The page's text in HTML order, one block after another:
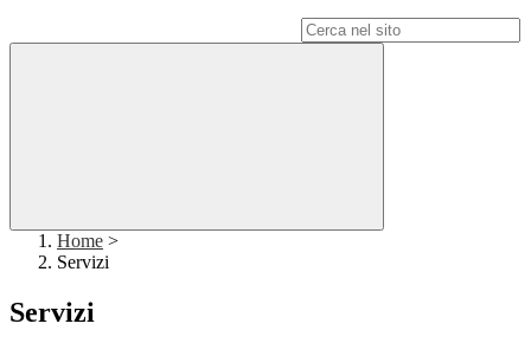
Home >
Servizi
Servizi